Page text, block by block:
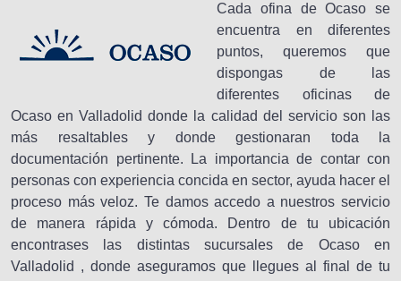
Cada ofina de Ocaso se
encuentra en diferentes
puntos, queremos que
dispongas de las
diferentes oficinas de
Ocaso en Valladolid donde la calidad del servicio son las
más resaltables y donde gestionaran toda la
documentación pertinente. La importancia de contar con
personas con experiencia concida en sector, ayuda hacer el
proceso más veloz. Te damos accedo a nuestros servicio
de manera rápida y cómoda. Dentro de tu ubicación
encontrases las distintas sucursales de Ocaso en
Valladolid , donde aseguramos que llegues al final de tu